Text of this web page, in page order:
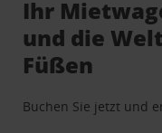
Ihr
und die
Füßen
Buchen Sie jetzt und